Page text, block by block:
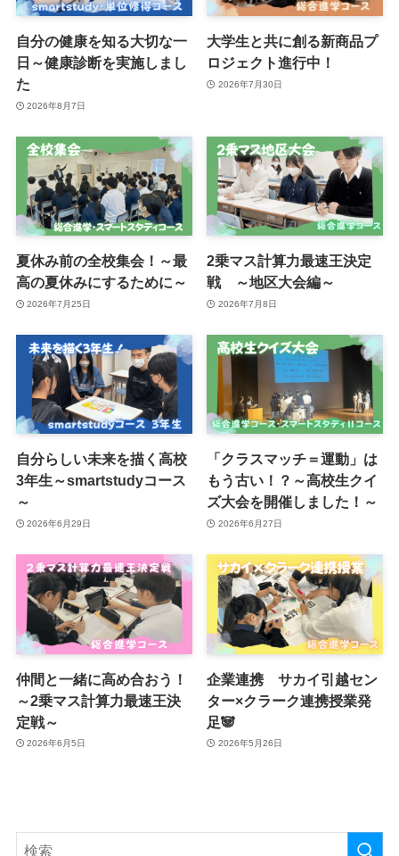
自分の健康を知る大切な一
日～健康診断を実施しまし
た
2026年8月7日
大学生と共に創る新商品プ
ロジェクト進行中！
2026年7月30日
夏休み前の全校集会！～最
高の夏休みにするために～
2026年7月25日
2乗マス計算力最速王決定
戦 ～地区大会編～
2026年7月8日
自分らしい未来を描く高校
3年生～smartstudyコース
～
2026年6月29日
「クラスマッチ＝運動」は
もう古い！？～高校生クイ
ズ大会を開催しました！～
2026年6月27日
仲間と一緒に高め合おう！
～2乗マス計算力最速王決
定戦～
2026年6月5日
企業連携 サカイ引越セン
ター×クラーク連携授業発
足🐼
2026年5月26日